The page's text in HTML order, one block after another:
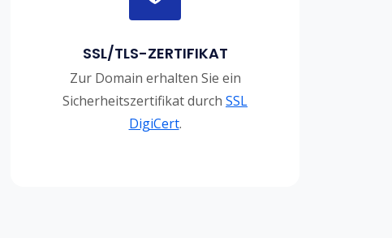
SSL/TLS-ZERTIFIKAT
Zur Domain erhalten Sie ein
Sicherheitszertifikat durch SSL
DigiCert.